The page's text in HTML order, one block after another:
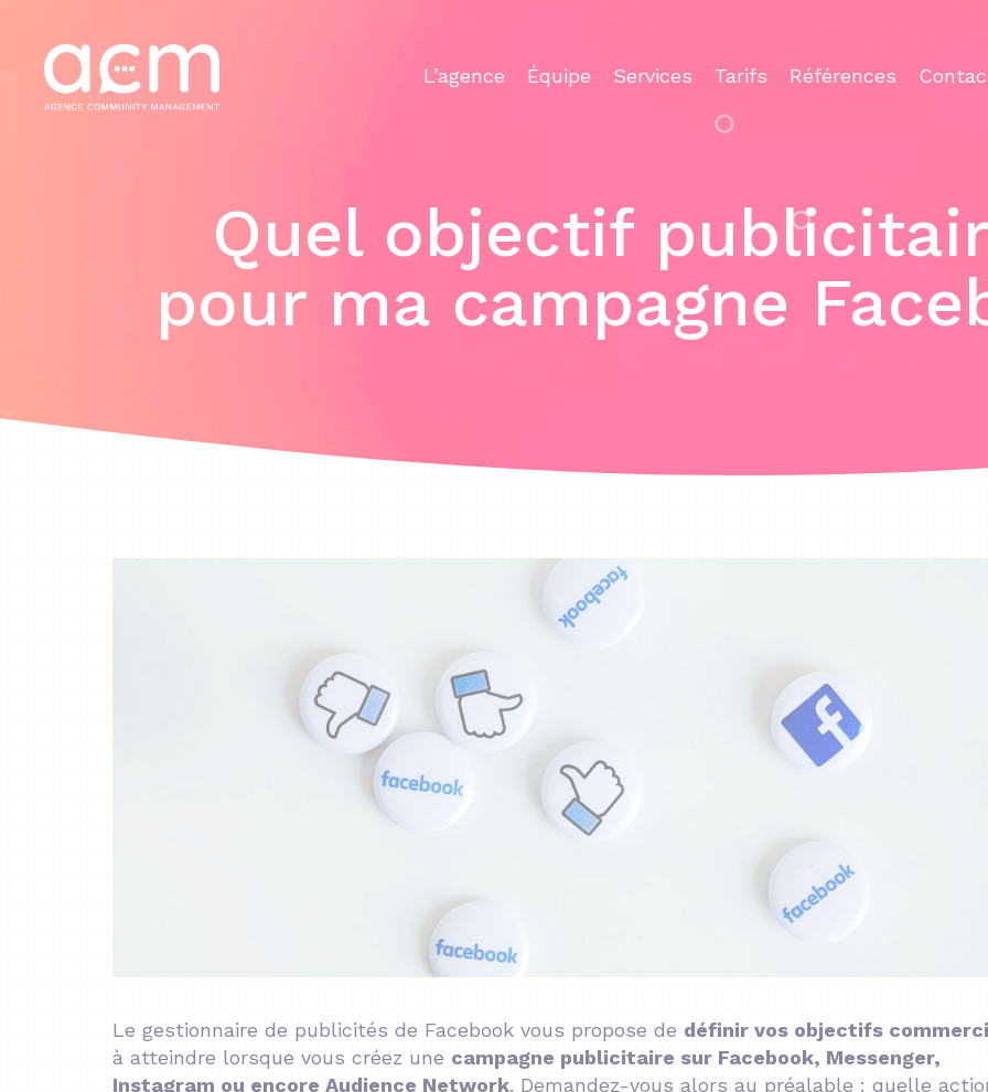
L’agence Équipe Services Tarifs Références
Quel objectif
pour ma campagne
Le gestionnaire de publicités de Facebook vous propose de définir vos objectifs
à atteindre lorsque vous créez une campagne publicitaire sur Facebook, Messenger,
Instagram ou encore Audience Network. Demandez-vous alors au préalable : quelle